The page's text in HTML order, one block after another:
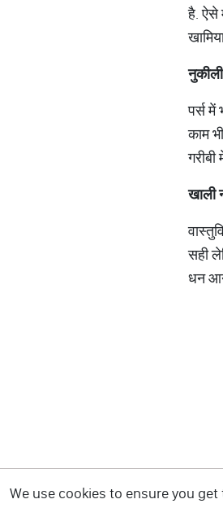
है. ऐसे
नुकीली
पर्स में
काम
खाली
सही
धन
We use cookies to ensure you